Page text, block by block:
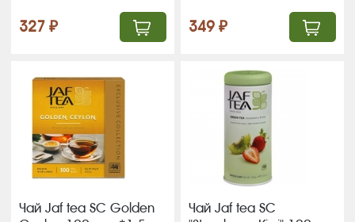
327 ₽ 349 ₽
Чай Jaf tea SC Golden
Чай Jaf tea SC